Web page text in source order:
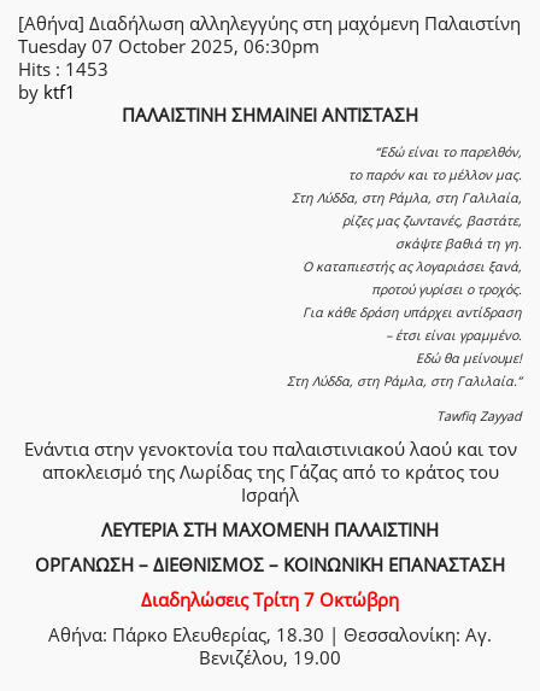
[Αθήνα] Διαδήλωση αλληλεγγύης στη μαχόμενη Παλαιστίνη
Tuesday 07 October 2025, 06:30pm
Hits : 1453
by ktf1
ΠΑΛΑΙΣΤΙΝΗ ΣΗΜΑΙΝΕΙ ΑΝΤΙΣΤΑΣΗ
“Εδώ είναι το παρελθόν,
το παρόν και το μέλλον μας.
Στη Λύδδα, στη Ράμλα, στη Γαλιλαία,
ρίζες μας ζωντανές, βαστάτε,
σκάψτε βαθιά τη γη.
Ο καταπιεστής ας λογαριάσει ξανά,
προτού γυρίσει ο τροχός.
Για κάθε δράση υπάρχει αντίδραση
– έτσι είναι γραμμένο.
Εδώ θα μείνουμε!
Στη Λύδδα, στη Ράμλα, στη Γαλιλαία.”
Tawfiq Zayyad
Ενάντια στην γενοκτονία του παλαιστινιακού λαού και τον
αποκλεισμό της Λωρίδας της Γάζας από το κράτος του
Ισραήλ
ΛΕΥΤΕΡΙΑ ΣΤΗ ΜΑΧΟΜΕΝΗ ΠΑΛΑΙΣΤΙΝΗ
ΟΡΓΑΝΩΣΗ – ΔΙΕΘΝΙΣΜΟΣ – ΚΟΙΝΩΝΙΚΗ ΕΠΑΝΑΣΤΑΣΗ
Διαδηλώσεις Τρίτη 7 Οκτώβρη
Αθήνα: Πάρκο Ελευθερίας, 18.30 | Θεσσαλονίκη: Αγ.
Βενιζέλου, 19.00